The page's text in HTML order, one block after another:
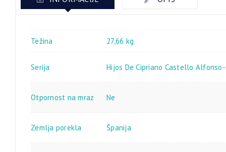
Težina 27,66 kg
Serija Hijos De Cipriano Castello
Otpornost na mraz Ne
Zemlja porekla Španija